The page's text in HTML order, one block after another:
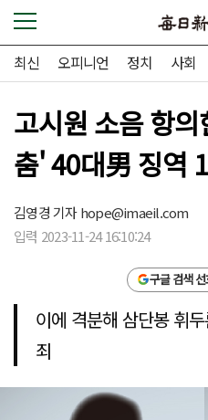
최신 오피니언 정치 사회
고시원 소음 항
춤' 40대男 징역
김영경 기자hope@imaeil.com
입력 2023-11-24 16:10:24
구글 검색
이에 격분해 삼단봉 휘
죄